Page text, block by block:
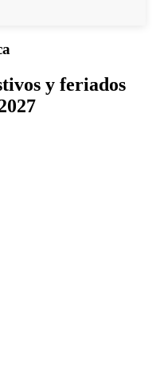
y feriados